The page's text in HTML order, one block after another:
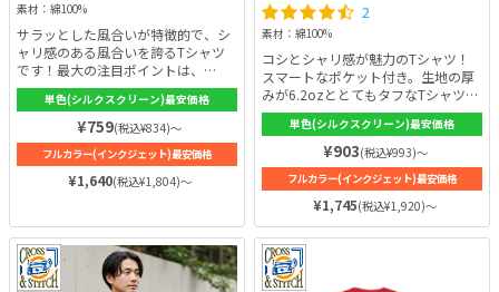
素材：綿100%
サラッとした風合いが特徴的で、シ
ャリ感のある風合いを誇るTシャツ
です！最大の注目ポイントは、
6.2ozという業界トップクラスのし
っかりとした生地の厚み！耐久性の
高いオリジナルTシャツの製作がで
きます。繰り返し洗濯をしても、長
年着こんでも、よれないどころか、
身体に馴染む相棒となるのです。長
年使えるTシャツを探している方に
単色(シルクスクリーン)最安価格
¥759(税込¥834)～
フルカラー(インクジェット)最安価格
¥1,640(税込¥1,804)～
2
素材：綿100%
コシとシャリ感が魅力のTシャツ！
スマートなポケット付き。生地の厚
みが6.2ozととてもタフなTシャツで
す。オープンエンド糸が使用されて
いるため、本場のアメカジに憧れる
方はこの商品がおすすめ♪生地に厚
みがあるので何度着用してもへこた
れない強さをもっています。シルエ
ットはスタンダードで誰でも格好良
く着こなせます。空気の通りもよ
く、爽やかに着こなせるでしょう♪
単色(シルクスクリーン)最安価格
¥903(税込¥993)～
フルカラー(インクジェット)最安価格
¥1,745(税込¥1,920)～